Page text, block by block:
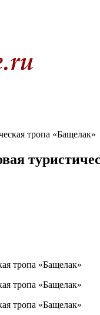
тропа «Бащелак»